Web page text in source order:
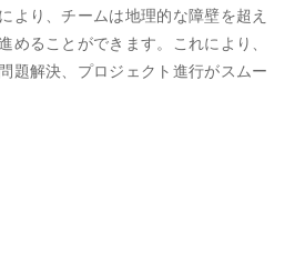
より、チームは地理的な障壁を超え
めることができます。これにより、
題解決、プロジェクト進行がスムー